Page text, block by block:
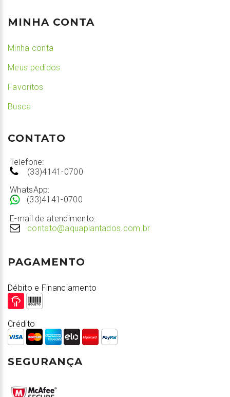
MINHA CONTA
Minha conta
Meus pedidos
Favoritos
Busca
CONTATO
Telefone:
(33)4141-0700
WhatsApp:
(33)4141-0700
E-mail de atendimento:
contato@aquaplantados.com.br
PAGAMENTO
Débito e Financiamento
Crédito
SEGURANÇA